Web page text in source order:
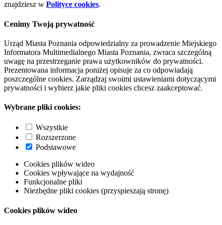
znajdziesz w Polityce cookies.
Cenimy Twoją prywatność
Urząd Miasta Poznania odpowiedzialny za prowadzenie Miejskiego
Informatora Multimedialnego Miasta Poznania, zwraca szczególną
uwagę na przestrzeganie prawa użytkowników do prywatności.
Prezentowana informacja poniżej opisuje za co odpowiadają
poszczególne cookies. Zarządzaj swoimi ustawieniami dotyczącymi
prywatności i wybierz jakie pliki cookies chcesz zaakceptować.
Wybrane pliki cookies:
Wszystkie
Rozszerzone
Podstawowe
Cookies plików wideo
Cookies wpływające na wydajność
Funkcjonalne pliki
Niezbędne pliki cookies (przyspieszają stronę)
Cookies plików wideo